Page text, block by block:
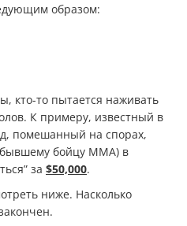
образом:
кто-то пытается наживать
К примеру, известный в
помешанный на спорах,
бойцу ММА) в
за $50,000.
ниже. Насколько